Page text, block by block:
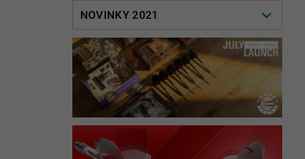
NOVINKY 2021